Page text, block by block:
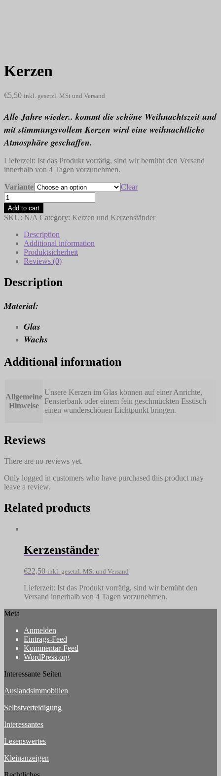
Kerzen
€5,50 inkl. gesetzl. MSt und Versand
Alle Jahre wieder.. kommt die schöne Weihnachtszeit und
mit stimmungsvollem Kerzen wird eine weihnachtliche
Atmosphäre geschaffen.
Lieferzeit: Ist das Produkt vorrätig, sind wir bemüht den Versand
innerhalb von 4 Tagen vorzunehmen.
Variante
Clear
Kerzen
quantity
Add to cart
SKU: N/A Category: Kerzen und Kerzenständer
Description
Additional information
Produktsicherheit
Reviews (0)
Description
Material:
Glas
Wachs
Additional information
Allgemeine
Hinweise
Unsere Kerzen im Glas können auf einer Anrichte,
Fensterbank oder einem fein geschmückten Esstisch
einen wunderschönen Lichtpunkt bringen.
Reviews
There are no reviews yet.
Only logged in customers who have purchased this product may
leave a review.
Related products
Kerzenständer
€22,50 inkl. gesetzl. MSt und Versand
Lieferzeit: Ist das Produkt vorrätig, sind wir bemüht den
Versand innerhalb von 4 Tagen vorzunehmen.
Meta
Anmelden
Eintrags-Feed
Kommentar-Feed
WordPress.org
Interessante Seiten
Auslandsimmobilien
Selbstverteidigung
Interessantes
Lesenswertes
Kleinanzeigen